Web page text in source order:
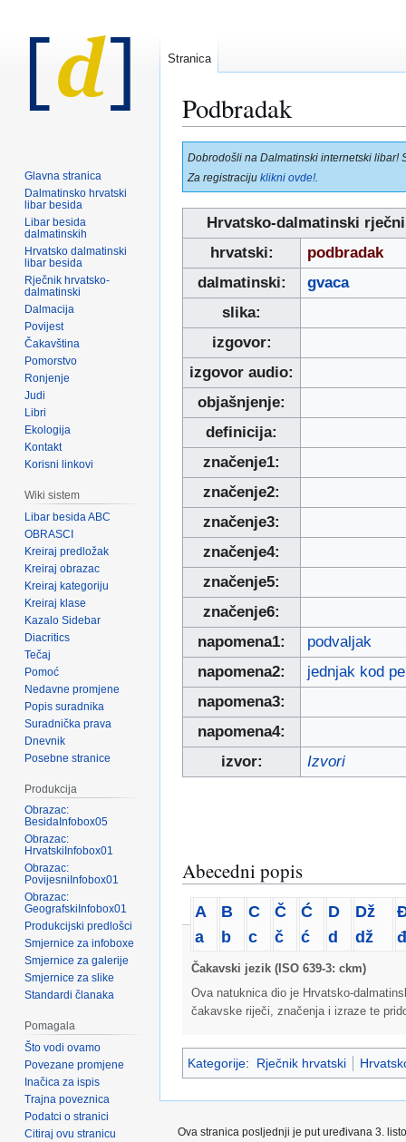
Podbradak
Prijeđi
na
navigaciju
Prijeđi
na
pretraživanje
Dobrodošli na Dalmatinski internetski libar!
Za registraciju klikni ovde!
Hrvatsko-dalmatinski
hrvatski:
podbradak
dalmatinski:
gvaca
slika:
izgovor:
izgovor audio:
objašnjenje:
definicija:
značenje1:
značenje2:
značenje3:
značenje4:
značenje5:
značenje6:
napomena1:
podvaljak
napomena2:
jednjak kod
napomena3:
napomena4:
izvor:
Izvori
Abecedni popis
A
a
B
b
C
c
Č
č
Ć
ć
D
d
Dž
dž
đ
Čakavski jezik (ISO 639-3: ckm)
Ova natuknica dio je Hrvatsko-
čakavske riječi, značenja i izraze te
Kategorije: Rječnik hrvatski
Stranica
Glavna stranica
Dalmatinsko hrvatski
libar besida
Libar besida
dalmatinskih
Hrvatsko dalmatinski
libar besida
Rječnik hrvatsko-
dalmatinski
Dalmacija
Povijest
Čakavština
Pomorstvo
Ronjenje
Judi
Libri
Ekologija
Kontakt
Korisni linkovi
Wiki sistem
Libar besida ABC
OBRASCI
Kreiraj predložak
Kreiraj obrazac
Kreiraj kategoriju
Kreiraj klase
Kazalo Sidebar
Diacritics
Tečaj
Pomoć
Nedavne promjene
Popis suradnika
Suradnička prava
Dnevnik
Posebne stranice
Produkcija
Obrazac:
BesidaInfobox05
Obrazac:
HrvatskiInfobox01
Obrazac:
PovijesniInfobox01
Obrazac:
GeografskiInfobox01
Produkcijski predlošci
Smjernice za infoboxe
Smjernice za galerije
Smjernice za slike
Standardi članaka
Pomagala
Što vodi ovamo
Povezane promjene
Inačica za ispis
Trajna poveznica
Podatci o stranici
Citiraj ovu stranicu
Ova stranica posljednji je put uređivana 3.